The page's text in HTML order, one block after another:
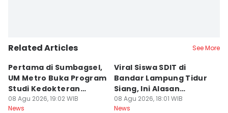
Related Articles See More
Pertama di Sumbagsel,
UM Metro Buka Program
Studi Kedokteran
Hewan
08 Agu 2026, 19:02 WIB
News
Viral Siswa SDIT di
Bandar Lampung Tidur
Siang, Ini Alasan
Sekolah
08 Agu 2026, 18:01 WIB
News